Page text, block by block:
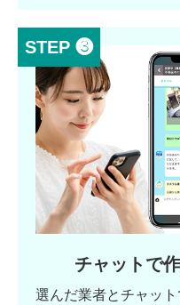
STEP ❸
チャットで
選んだ業者とチャッ